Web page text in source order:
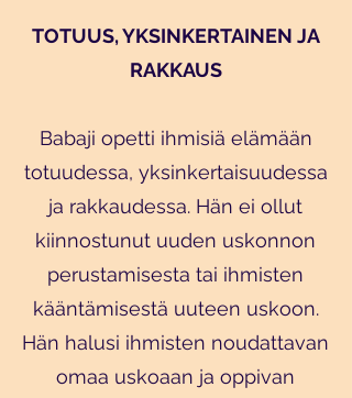
TOTUUS, YKSINKERTAINEN JA
RAKKAUS
Babaji opetti ihmisiä elämään
totuudessa, yksinkertaisuudessa
ja rakkaudessa. Hän ei ollut
kiinnostunut uuden uskonnon
perustamisesta tai ihmisten
kääntämisestä uuteen uskoon.
Hän halusi ihmisten noudattavan
omaa uskoaan ja oppivan